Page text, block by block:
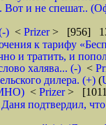
и не спешат..
) < Prizer> [956]
к тарифу
и тратить, и
халява... (-) <
дилера. (+) (
< Prizer>
подтвердил,